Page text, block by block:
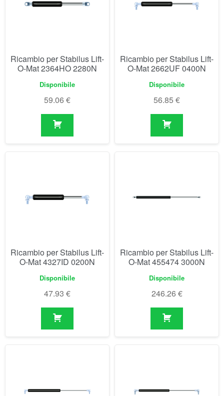
Ricambio per Stabilus Lift-
O-Mat 2364HO 2280N
Disponibile
59.06 €
Ricambio per Stabilus Lift-
O-Mat 2662UF 0400N
Disponibile
56.85 €
Ricambio per Stabilus Lift-
O-Mat 4327ID 0200N
Disponibile
47.93 €
Ricambio per Stabilus Lift-
O-Mat 455474 3000N
Disponibile
246.26 €